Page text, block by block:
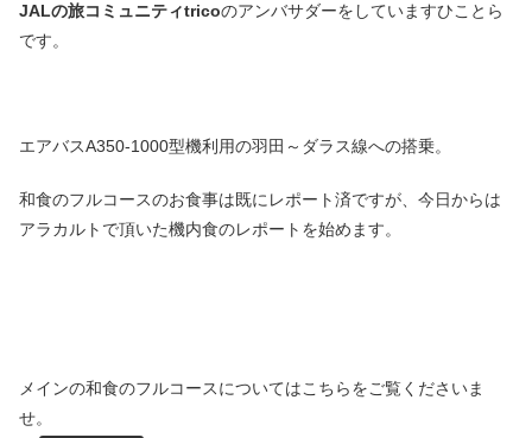
JALの旅コミュニティtricoのアンバサダーをしていますひことら
です。
エアバスA350-1000型機利用の羽田～ダラス線への搭乗。
和食のフルコースのお食事は既にレポート済ですが、今日からは
アラカルトで頂いた機内食のレポートを始めます。
メインの和食のフルコースについてはこちらをご覧くださいま
せ。